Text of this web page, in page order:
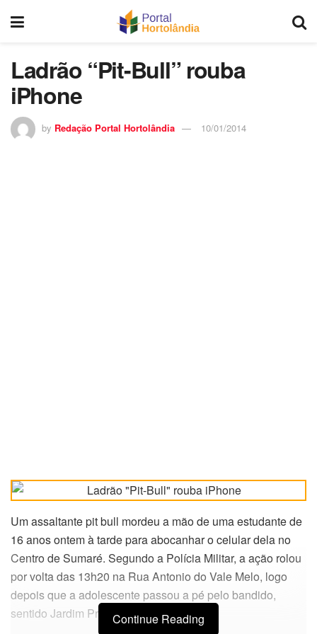
Ladrão “Pit-Bull” rouba
iPhone
by Redação Portal Hortolândia 10/01/2014
Um assaltante pit bull mordeu a mão de uma estudante de
16 anos ontem à tarde para abocanhar o celular dela no
Centro de Sumaré. Segundo a Polícia Militar, a ação rolou
por volta das 13h20 na Rua Antonio do Vale Melo, logo
depois que a adolescente passou a pé pelo bandido,
sentido Jardim Primavera.Continue Reading